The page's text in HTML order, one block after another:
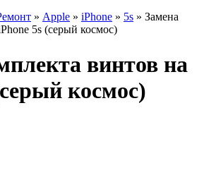
» Apple » iPhone » 5s » Замена
5s (серый космос)
винтов на
космос)